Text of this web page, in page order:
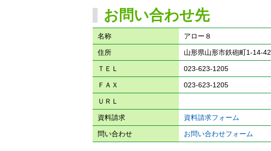
お問い合わせ先
名称 アロー８
住所 山形県山形市鉄砲町1-14-42
ＴＥＬ 023-623-1205
ＦＡＸ 023-623-1205
ＵＲＬ
資料請求 資料請求フォーム
問い合わせ お問い合わせフォーム